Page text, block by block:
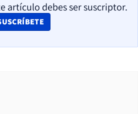
artículo debes ser suscriptor.
IN NEW WINDOW